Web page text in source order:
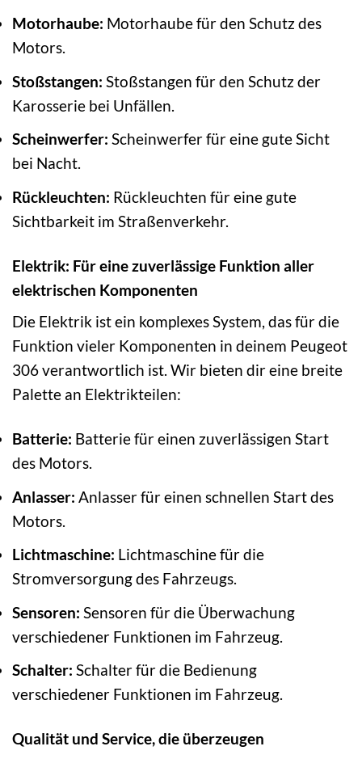
Motorhaube: Motorhaube für den Schutz des
Motors.
Stoßstangen: Stoßstangen für den Schutz der
Karosserie bei Unfällen.
Scheinwerfer: Scheinwerfer für eine gute Sicht
bei Nacht.
Rückleuchten: Rückleuchten für eine gute
Sichtbarkeit im Straßenverkehr.
Elektrik: Für eine zuverlässige Funktion aller
elektrischen Komponenten
Die Elektrik ist ein komplexes System, das für die
Funktion vieler Komponenten in deinem Peugeot
306 verantwortlich ist. Wir bieten dir eine breite
Palette an Elektrikteilen:
Batterie: Batterie für einen zuverlässigen Start
des Motors.
Anlasser: Anlasser für einen schnellen Start des
Motors.
Lichtmaschine: Lichtmaschine für die
Stromversorgung des Fahrzeugs.
Sensoren: Sensoren für die Überwachung
verschiedener Funktionen im Fahrzeug.
Schalter: Schalter für die Bedienung
verschiedener Funktionen im Fahrzeug.
Qualität und Service, die überzeugen